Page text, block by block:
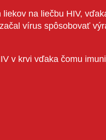
na liečbu HIV,
vírus spôsobovať
v krvi vďaka čomu